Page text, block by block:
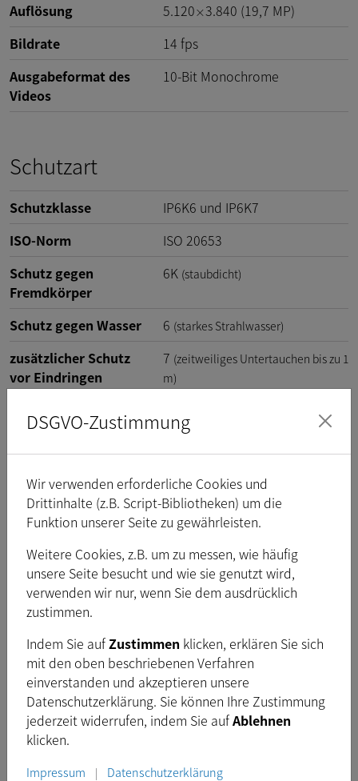
Auflösung
5.120×3.840 (19,7 MP)
Bildrate
14 fps
Ausgabeformat des
Videos
10-Bit Monochrome
Schutzart
Schutzklasse
IP6K6 und IP6K7
ISO-Norm
ISO 20653
Schutz gegen
Fremdkörper
6K (staubdicht)
Schutz gegen Wasser 6 (starkes Strahlwasser)
zusätzlicher Schutz
vor Eindringen
7 (zeitweiliges Untertauchen bis zu 1
m)
Schnittstelle (optisch)
Sensortyp
CMOS
Spezifikation des
ON Semiconductor AR2020
Shutter
Rolling
Format
Pixelgröße
H:1,4 µm, V:1,4µm
Sensorgröße
H: 7,2 mm, V: 5,4 mm
Sensor diagonal
9,0 mm
Objektivanschluss
DSGVO-Zustimmung
Wir verwenden erforderliche Cookies und
Drittinhalte (z.B. Script-Bibliotheken) um die
Funktion unserer Seite zu gewährleisten.
Weitere Cookies, z.B. um zu messen, wie häufig
unsere Seite besucht und wie sie genutzt wird,
verwenden wir nur, wenn Sie dem ausdrücklich
zustimmen.
Indem Sie aufZustimmen klicken, erklären Sie sich
mit den oben beschriebenen Verfahren
einverstanden und akzeptieren unsere
Datenschutzerklärung. Sie können Ihre Zustimmung
jederzeit widerrufen, indem Sie aufAblehnen
klicken.
Impressum | Datenschutzerklärung